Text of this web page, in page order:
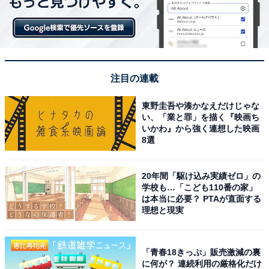
注目の連載
東野圭吾や湊かなえだけじゃな
い、「業と罪」を描く『映画ち
いかわ』から強く連想した映画
8選
20年間「駆け込み実績ゼロ」の
学校も…「こども110番の家」
は本当に必要？ PTAが直面する
理想と現実
「青春18きっぷ」販売激減の裏
に何が？ 連続利用の厳格化だけ